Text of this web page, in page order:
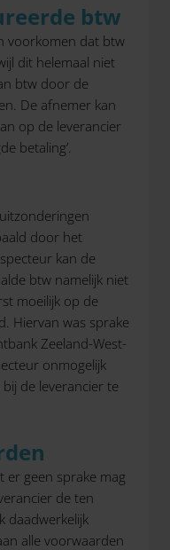
btw
voorkomen dat btw
dit helemaal niet
btw door de
De afnemer kan
op de leverancier
betaling’.
door het
kan de
btw namelijk niet
moeilijk op de
Hiervan was sprake
Zeeland-West-
onmogelijk
de leverancier te
er geen sprake mag
de ten
daadwerkelijk
alle voorwaarden